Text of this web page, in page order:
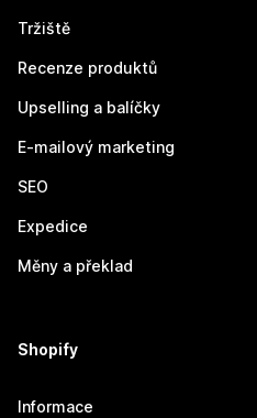
Tržiště
Recenze produktů
Upselling a balíčky
E-mailový marketing
SEO
Expedice
Měny a překlad
Shopify
Informace